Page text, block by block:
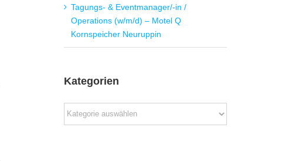
Tagungs- & Eventmanager/-in /
Operations (w/m/d) – Motel Q
Kornspeicher Neuruppin
Kategorien
Kategorien